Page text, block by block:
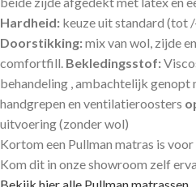
Hardheid: keuze uit standard (tot
Doorstikking:mix van wol, zijde
comfortfill. Bekledingsstof:
behandeling , ambachtelijk genopt
handgrepen en ventilatieroosters
uitvoering (zonder wol)
Kortom een Pullman matras is voor
Kom dit in onze showroom zelf
Bekijk hier alle Pullman matrassen.